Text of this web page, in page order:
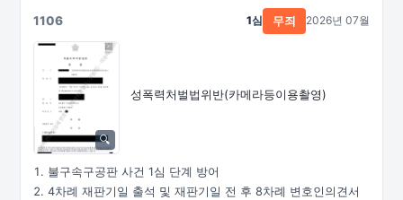
1106
성폭력처벌법위반(카메라등이용촬영)
1심 무죄 2026년 07월
불구속구공판 사건 1심 단계 방어
4차례 재판기일 출석 및 재판기일 전 후 8차례 변호인의견서